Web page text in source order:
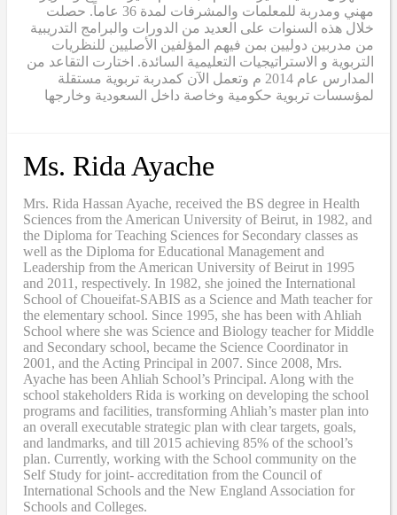
مهني ومدربة للمعلمات والمشرفات لمدة 36 عاماً. حصلت
خلال هذه السنوات على العديد من الدورات والبرامج التدريبية
من مدربين دوليين بمن فيهم المؤلفين الأصليين للنظريات
التربوية و الاستراتيجيات التعليمية السائدة. اختارت التقاعد من
المدارس عام 2014 م وتعمل الآن كمدربة تربوية مستقلة
لمؤسسات تربوية حكومية وخاصة داخل السعودية وخارجها
Ms. Rida Ayache
Mrs. Rida Hassan Ayache, received the BS degree in Health
Sciences from the American University of Beirut, in 1982, and
the Diploma for Teaching Sciences for Secondary classes as
well as the Diploma for Educational Management and
Leadership from the American University of Beirut in 1995
and 2011, respectively. In 1982, she joined the International
School of Choueifat-SABIS as a Science and Math teacher for
the elementary school. Since 1995, she has been with Ahliah
School where she was Science and Biology teacher for Middle
and Secondary school, became the Science Coordinator in
2001, and the Acting Principal in 2007. Since 2008, Mrs.
Ayache has been Ahliah School’s Principal. Along with the
school stakeholders Rida is working on developing the school
programs and facilities, transforming Ahliah’s master plan into
an overall executable strategic plan with clear targets, goals,
and landmarks, and till 2015 achieving 85% of the school’s
plan. Currently, working with the School community on the
Self Study for joint- accreditation from the Council of
International Schools and the New England Association for
Schools and Colleges.